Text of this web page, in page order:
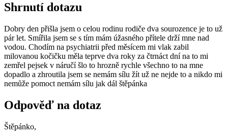
Shrnutí dotazu
Dobry den přišla jsem o celou rodinu rodiče dva sourozence je to už
pár let. Smířila jsem se s tím mám úžasného přítele drží mne nad
vodou. Chodím na psychiatrii před měsícem mi vlak zabil
milovanou kočičku měla teprve dva roky za čtrnáct dní na to mi
zemřel pejsek v náručí šlo to hrozně rychle všechno to na mne
dopadlo a zhroutila jsem se nemám sílu žít už ne nejde to a nikdo mi
nemůže pomoct nemám sílu jak dál štěpánka
Odpověď na dotaz
Štěpánko,